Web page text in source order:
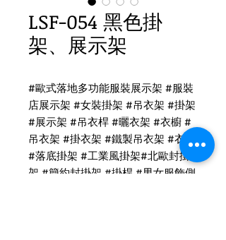
LSF-054 黑色掛
架、展示架
#歐式落地多功能服裝展示架 #服裝
店展示架 #女裝掛架 #吊衣架 #掛架
#展示架 #吊衣桿 #曬衣架 #衣櫥 #
吊衣架 #掛衣架 #鐵製吊衣架 #衣架
#落底掛架 #工業風掛架#北歐封掛
架 #簡約封掛架 #掛桿 #男女服飾側